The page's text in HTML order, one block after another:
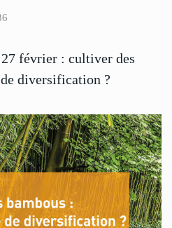
février : cultiver des
diversification ?